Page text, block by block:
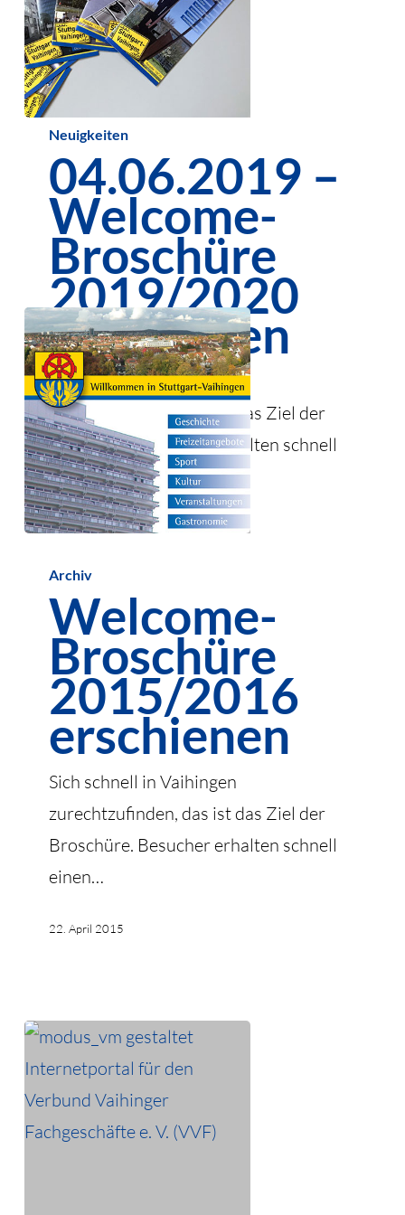
04.06.2019
Welcome-
Broschüre
2019/2020
erschienen
Neuigkeiten
04.06.2019 –
Welcome-
Broschüre
2019/2020
erschienen
Sich schnell in Vaihingen
zurechtzufinden, das ist das Ziel der
Broschüre. Besucher erhalten schnell
einen…
4. Juni 2019
Broschüre
2015/2016
erschienen
Archiv
Welcome-
Broschüre
2015/2016
erschienen
Sich schnell in Vaihingen
zurechtzufinden, das ist das Ziel der
Broschüre. Besucher erhalten schnell
einen…
22. April 2015